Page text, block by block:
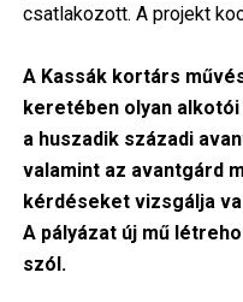
csatlakozott. A projekt
A Kassák kortárs
keretében olyan
a huszadik századi
valamint az avantgárd
kérdéseket vizsgálja
A pályázat új mű
szól.